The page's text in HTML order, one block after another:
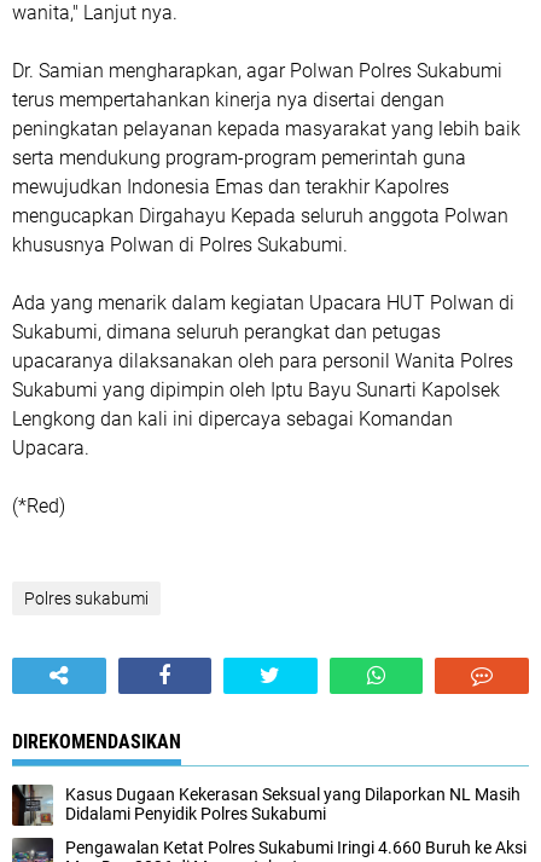
wanita," Lanjut nya.
Dr. Samian mengharapkan, agar Polwan Polres Sukabumi
terus mempertahankan kinerja nya disertai dengan
peningkatan pelayanan kepada masyarakat yang lebih baik
serta mendukung program-program pemerintah guna
mewujudkan Indonesia Emas dan terakhir Kapolres
mengucapkan Dirgahayu Kepada seluruh anggota Polwan
khususnya Polwan di Polres Sukabumi.
Ada yang menarik dalam kegiatan Upacara HUT Polwan di
Sukabumi, dimana seluruh perangkat dan petugas
upacaranya dilaksanakan oleh para personil Wanita Polres
Sukabumi yang dipimpin oleh Iptu Bayu Sunarti Kapolsek
Lengkong dan kali ini dipercaya sebagai Komandan
Upacara.
(*Red)
Polres sukabumi
DIREKOMENDASIKAN
Kasus Dugaan Kekerasan Seksual yang Dilaporkan NL Masih
Didalami Penyidik Polres Sukabumi
Pengawalan Ketat Polres Sukabumi Iringi 4.660 Buruh ke Aksi